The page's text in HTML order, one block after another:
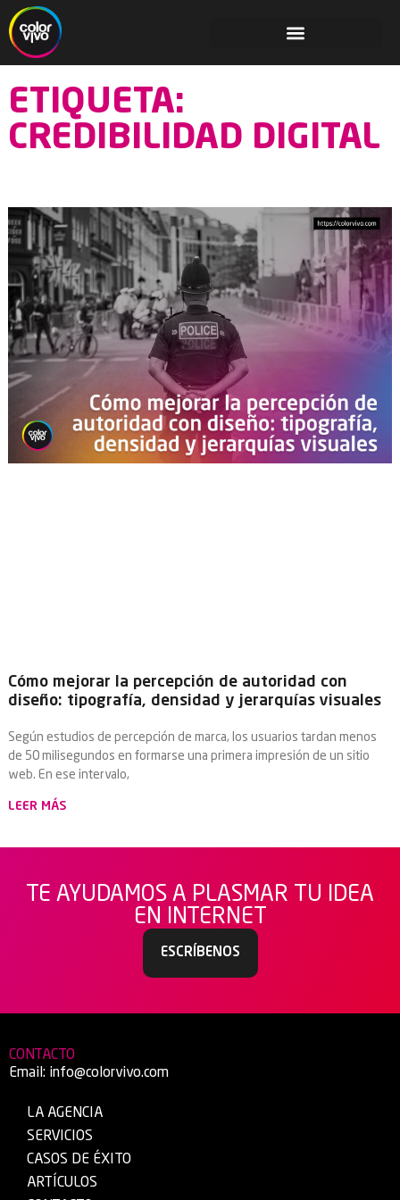
ETIQUETA:
CREDIBILIDAD DIGITAL
Cómo mejorar la percepción de autoridad con
diseño: tipografía, densidad y jerarquías visuales
Según estudios de percepción de marca, los usuarios tardan menos
de 50 milisegundos en formarse una primera impresión de un sitio
web. En ese intervalo,
LEER MÁS
TE AYUDAMOS A PLASMAR TU IDEA
EN INTERNET
ESCRÍBENOS
CONTACTO
Email: info@colorvivo.com
LA AGENCIA
SERVICIOS
CASOS DE ÉXITO
ARTÍCULOS